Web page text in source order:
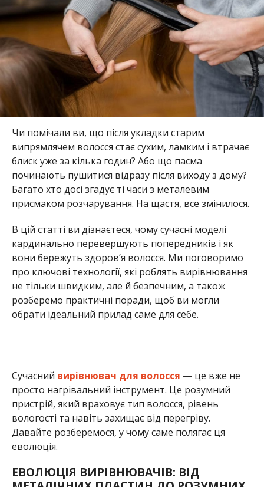
Чи помічали ви, що після укладки старим
випрямлячем волосся стає сухим, ламким і втрачає
блиск уже за кілька годин? Або що пасма
починають пушитися відразу після виходу з дому?
Багато хто досі згадує ті часи з металевим
присмаком розчарування. На щастя, все змінилося.
В цій статті ви дізнаєтеся, чому сучасні моделі
кардинально перевершують попередників і як
вони бережуть здоров’я волосся. Ми поговоримо
про ключові технології, які роблять вирівнювання
не тільки швидким, але й безпечним, а також
розберемо практичні поради, щоб ви могли
обрати ідеальний прилад саме для себе.
Сучасний вирівнювач для волосся — це вже не
просто нагрівальний інструмент. Це розумний
пристрій, який враховує тип волосся, рівень
вологості та навіть захищає від перегріву.
Давайте розберемося, у чому саме полягає ця
еволюція.
ЕВОЛЮЦІЯ ВИРІВНЮВАЧІВ: ВІД